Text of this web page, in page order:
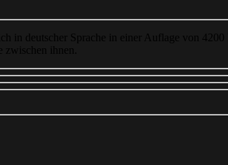
in deutscher Sprache in einer Auflage von
ihnen.